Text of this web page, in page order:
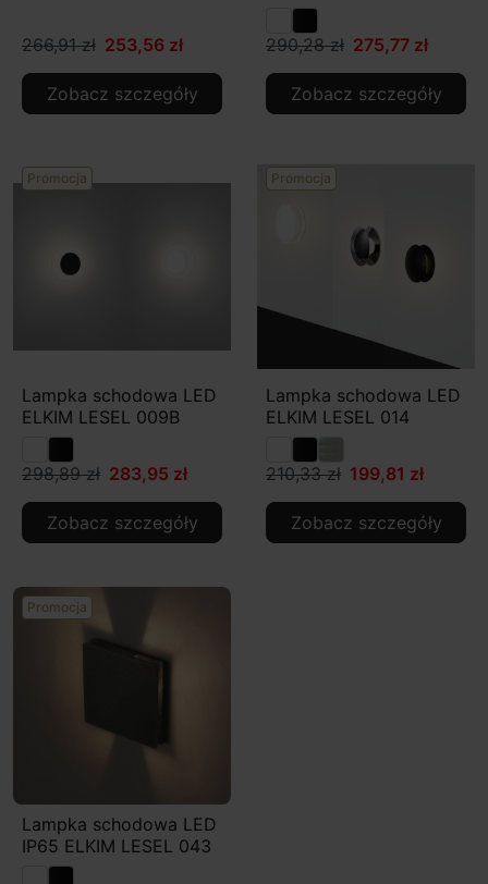
266,91 zł 253,56 zł
Zobacz szczegóły
290,28 zł 275,77 zł
Zobacz szczegóły
Promocja
Lampka schodowa LED
ELKIM LESEL 009B
298,89 zł 283,95 zł
Zobacz szczegóły
Promocja
Lampka schodowa LED
ELKIM LESEL 014
210,33 zł 199,81 zł
Zobacz szczegóły
Promocja
Lampka schodowa LED
IP65 ELKIM LESEL 043